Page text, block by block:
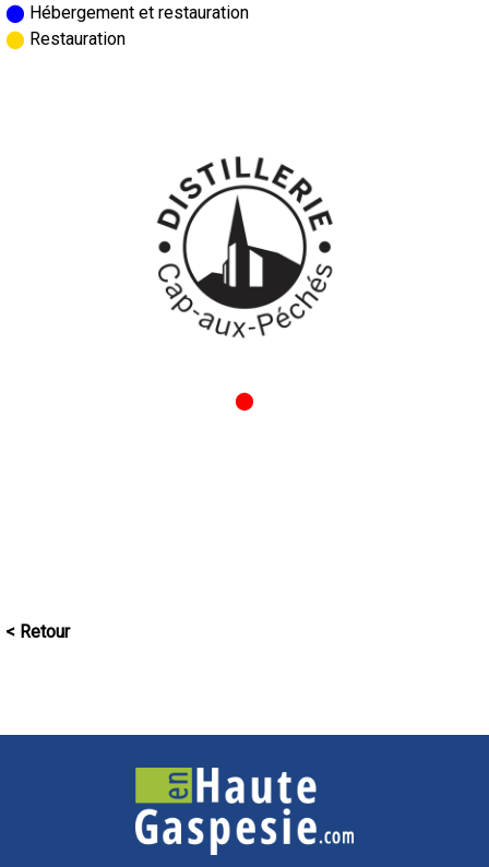
⬤ Hébergement et restauration
⬤ Restauration
⬤
< Retour